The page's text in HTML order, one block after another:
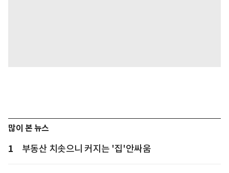
많이 본 뉴스
1 부동산 치솟으니 커지는 '집'안싸움